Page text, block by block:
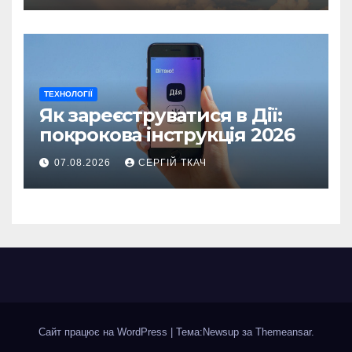
ТЕХНОЛОГІЇ
Як зареєструватися в Дії:
покрокова інструкція 2026
07.08.2026 СЕРГІЙ ТКАЧ
Сайт працює на WordPress | Тема:Newsup за Themeansar.